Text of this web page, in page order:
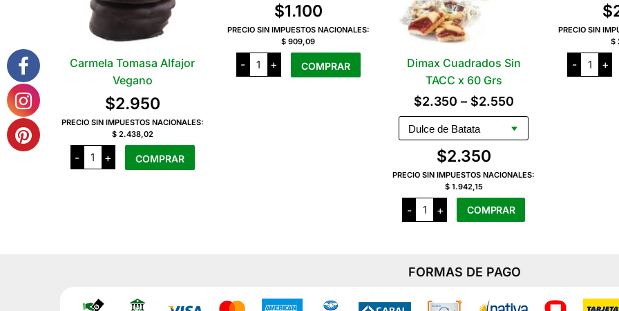
Carmela Tomasa Alfajor
Vegano
$2.950
PRECIO SIN IMPUESTOS NACIONALES:
$ 2.438,02
-
Carmela
Tomasa
Alfajor
+ COMPRAR
$1.100
PRECIO SIN IMPUESTOS NACIONALES:
$ 909,09
-
Frutados
Bombón
de
+ COMPRAR
Dimax Cuadrados Sin
TACC x 60 Grs
$2.350 – $2.550Rango
de
precios:
$2.350
hasta
$2.550
$2.350
PRECIO SIN IMPUESTOS NACIONALES:
$ 1.942,15
-
Dimax
Cuadrados
Sin
Grs
cantidad
+ COMPRAR
tiene
variantes.
$
PRECIO SIN
$
- Alfajor
de
+
FORMAS DE PAGO